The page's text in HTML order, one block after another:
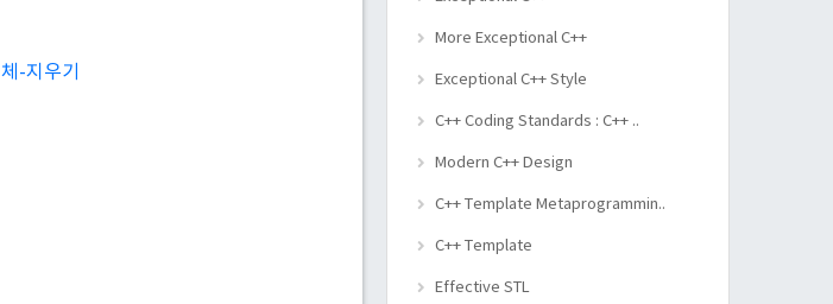
-지우기
More Exceptional C++
Exceptional C++ Style
C++ Coding Standards : C++ ..
Modern C++ Design
C++ Template Metaprogrammin..
C++ Template
Effective STL